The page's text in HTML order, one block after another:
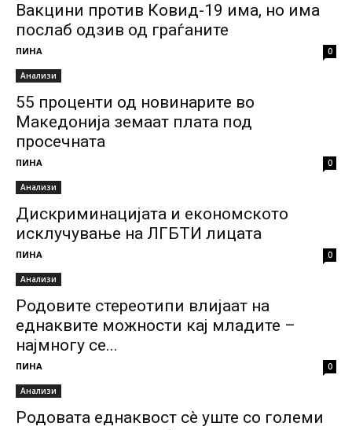
Вакцини против Ковид-19 има, но има
послаб одзив од граѓаните
ПИНА 0
Анализи
55 проценти од новинарите во
Македонија земаат плата под
просечната
ПИНА 0
Анализи
Дискриминацијата и економското
исклучување на ЛГБТИ лицата
ПИНА 0
Анализи
Родовите стереотипи влијаат на
еднаквите можности кај младите –
најмногу се...
ПИНА 0
Анализи
Родовата еднаквост сè уште со големи